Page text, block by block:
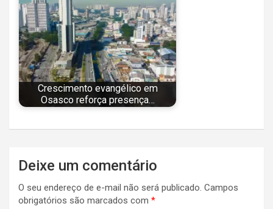
Crescimento evangélico em
Osasco reforça presença…
Navegação
de
Post
Deixe um comentário
O seu endereço de e-mail não será publicado. Campos
obrigatórios são marcados com *